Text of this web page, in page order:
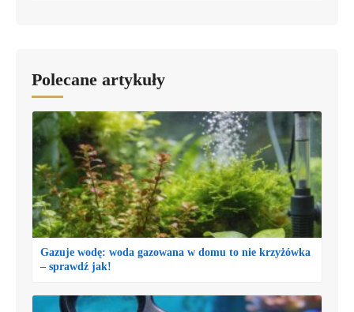
Polecane artykuły
Gazuje wodę: woda gazowana w domu to nie krzyżówka
– sprawdź jak!